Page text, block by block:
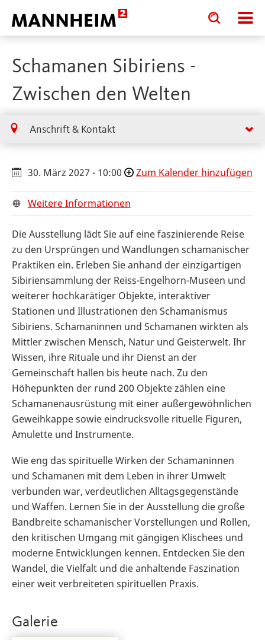
Toggle
search
input
Toggle
search
input
Schamanen Sibiriens -
Zwischen den Welten
Anschrift & Kontakt
30. März 2027 - 10:00 Zum Kalender hinzufügen
Weitere Informationen
Die Ausstellung lädt Sie auf eine faszinierende Reise
zu den Ursprüngen und Wandlungen schamanischer
Praktiken ein. Erleben Sie anhand der einzigartigen
Sibiriensammlung der Reiss-Engelhorn-Museen und
weiterer hochkarätiger Objekte, interaktiver
Stationen und Illustrationen den Schamanismus
Sibiriens. Schamaninnen und Schamanen wirkten als
Mittler zwischen Mensch, Natur und Geisterwelt. Ihr
Wissen, ihre Rituale und ihr Dienst an der
Gemeinschaft hallen bis heute nach. Zu den
Höhepunkten der rund 200 Objekte zählen eine
Schamanenausrüstung mit einer außergewöhnlichen
Geweihkappe sowie eindrucksvolle rituelle Figuren,
Amulette und Instrumente.
Wie eng das spirituelle Wirken der Schamaninnen
und Schamanen mit dem Leben in ihrer Umwelt
verbunden war, verdeutlichen Alltagsgegenstände
und Waffen. Lernen Sie in der Ausstellung die große
Bandbreite schamanischer Vorstellungen und Rollen,
den kritischen Umgang mit gängigen Klischees und
moderne Entwicklungen kennen. Entdecken Sie den
Wandel, die Vielfalt und die anhaltende Faszination
einer weit verbreiteten spirituellen Praxis.
Galerie